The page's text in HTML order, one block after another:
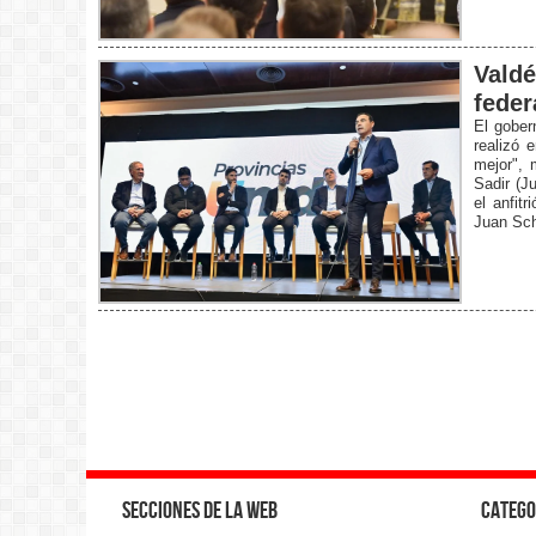
El
realizó
mejor",
Sadir
el
Juan
Secciones de la web